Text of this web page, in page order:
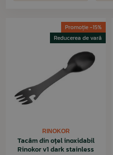
Promoție -15%
Reducerea de vară
RINOKOR
Tacâm din oțel inoxidabil
Rinokor v1 dark stainless